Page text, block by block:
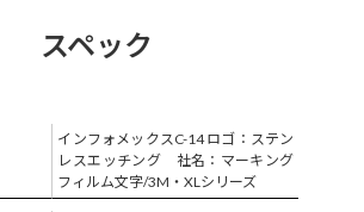
スペック
インフォメックスC-14 ロゴ：ステン
レスエッチング 社名：マーキング
フィルム文字/3M・XLシリーズ